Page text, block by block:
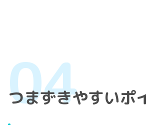
つまずきやすい